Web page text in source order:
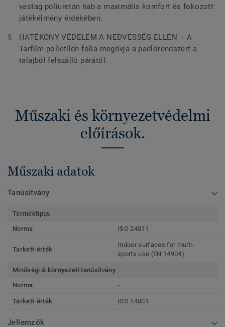
vastag poliuretán hab a maximális komfort és fokozott
játékélmény érdekében.
HATÉKONY VÉDELEM A NEDVESSÉG ELLEN – A
Tarfilm polietilén fólia megóvja a padlórendszert a
talajból felszálló párától.
Műszaki és környezetvédelmi
előírások.
Műszaki adatok
Tanúsítvány
Terméktípus
Norma
ISO 24011
Tarkett-érték
Indoor surfaces for multi-
sports use (EN 14904)
Minőségi & környezeti tanúsítvány
Norma
-
Tarkett-érték ISO 14001
Jellemzők